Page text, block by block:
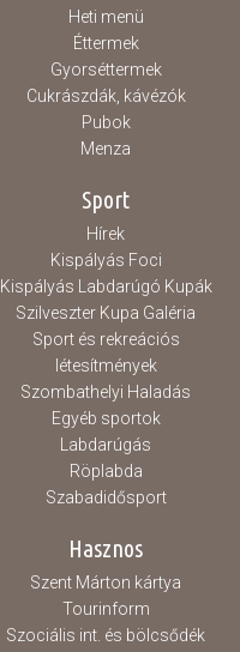
Heti menü
Éttermek
Gyorséttermek
Cukrászdák, kávézók
Pubok
Menza
Sport
Hírek
Kispályás Foci
Kispályás Labdarúgó Kupák
Szilveszter Kupa Galéria
Sport és rekreációs
létesítmények
Szombathelyi Haladás
Egyéb sportok
Labdarúgás
Röplabda
Szabadidősport
Hasznos
Szent Márton kártya
Tourinform
Szociális int. és bölcsődék